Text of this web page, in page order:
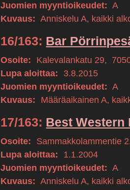
Juomien myyntioikeudet: A
Kuvaus: Anniskelu A, kaikki
16/163: Bar
Osoite: Kalevalankatu 29,
Lupa aloittaa:
3.8.2015
Juomien myyntioikeudet: A
Kuvaus:
Määräaikainen A,
17/163: Best Western
Osoite: Sammakkolammentie 2
Lupa aloittaa:
1.1.2004
Juomien myyntioikeudet: A
Kuvaus: Anniskelu A, kaikki